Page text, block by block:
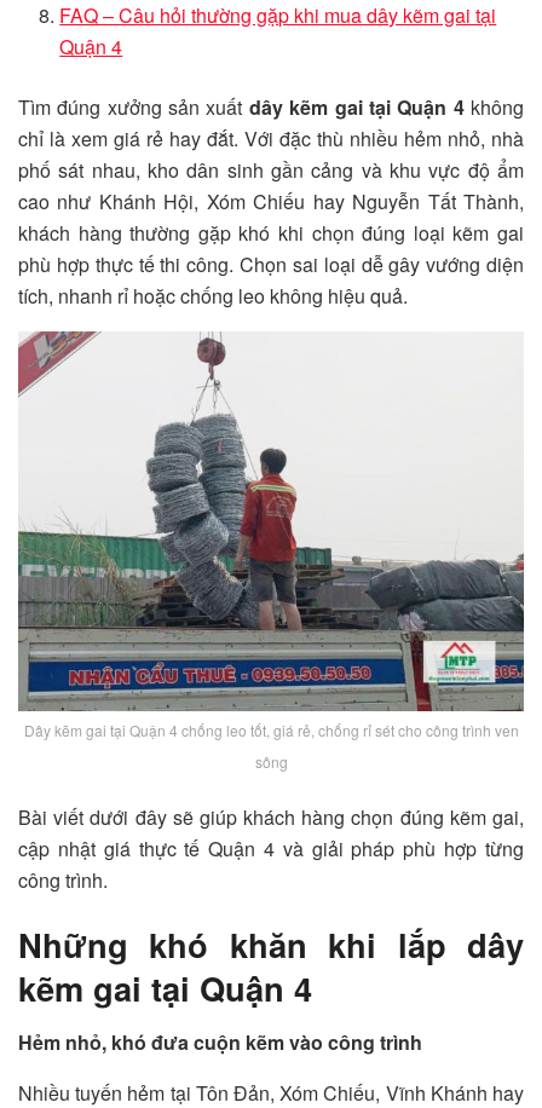
FAQ – Câu hỏi thường gặp khi mua dây kẽm gai tại
Quận 4
Tìm đúng xưởng sản xuất dây kẽm gai tại Quận 4không
chỉ là xem giá rẻ hay đắt. Với đặc thù nhiều hẻm nhỏ, nhà
phố sát nhau, kho dân sinh gần cảng và khu vực độ ẩm
cao như Khánh Hội, Xóm Chiếu hay Nguyễn Tất Thành,
khách hàng thường gặp khó khi chọn đúng loại kẽm gai
phù hợp thực tế thi công. Chọn sai loại dễ gây vướng diện
tích, nhanh rỉ hoặc chống leo không hiệu quả.
Dây kẽm gai tại Quận 4 chống leo tốt, giá rẻ, chống rỉ sét cho công trình ven
sông
Bài viết dưới đây sẽ giúp khách hàng chọn đúng kẽm gai,
cập nhật giá thực tế Quận 4 và giải pháp phù hợp từng
công trình.
Những khó khăn khi lắp dây
kẽm gai tại Quận 4
Hẻm nhỏ, khó đưa cuộn kẽm vào công trình
Nhiều tuyến hẻm tại Tôn Đản, Xóm Chiếu, Vĩnh Khánh hay